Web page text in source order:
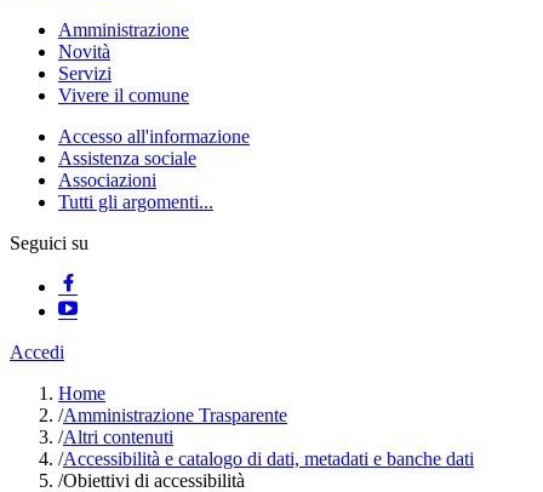
Amministrazione
Novità
Servizi
Vivere il comune
Accesso all'informazione
Assistenza sociale
Associazioni
Tutti gli argomenti...
Seguici su
Accedi
Home
/Amministrazione Trasparente
/Altri contenuti
/Accessibilità e catalogo di dati, metadati e banche dati
/Obiettivi di accessibilità